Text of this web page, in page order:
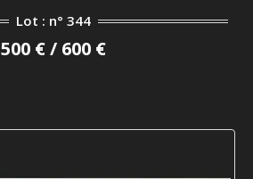
Lot : n° 344
500 € / 600 €